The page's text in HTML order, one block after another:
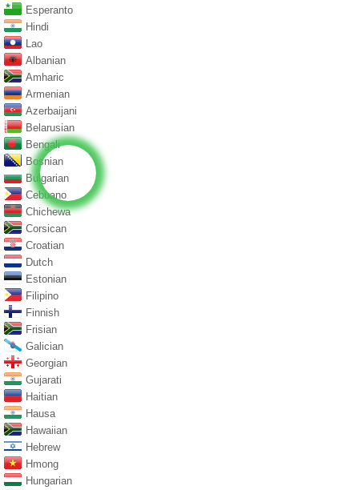
Esperanto
Hindi
Lao
Albanian
Amharic
Armenian
Azerbaijani
Belarusian
Bengali
Bosnian
Bulgarian
Cebuano
Chichewa
Corsican
Croatian
Dutch
Estonian
Filipino
Finnish
Frisian
Galician
Georgian
Gujarati
Haitian
Hausa
Hawaiian
Hebrew
Hmong
Hungarian